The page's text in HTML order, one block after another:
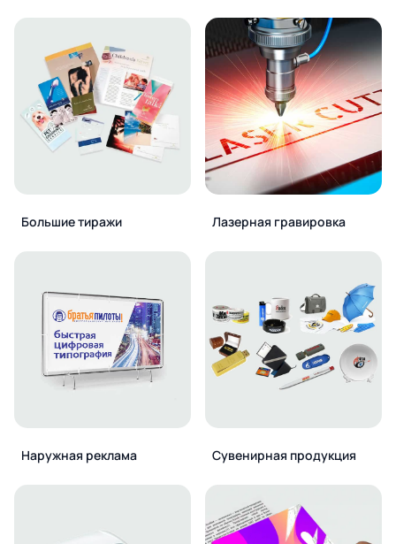
Большие тиражи Лазерная гравировка
Наружная реклама Сувенирная продукция